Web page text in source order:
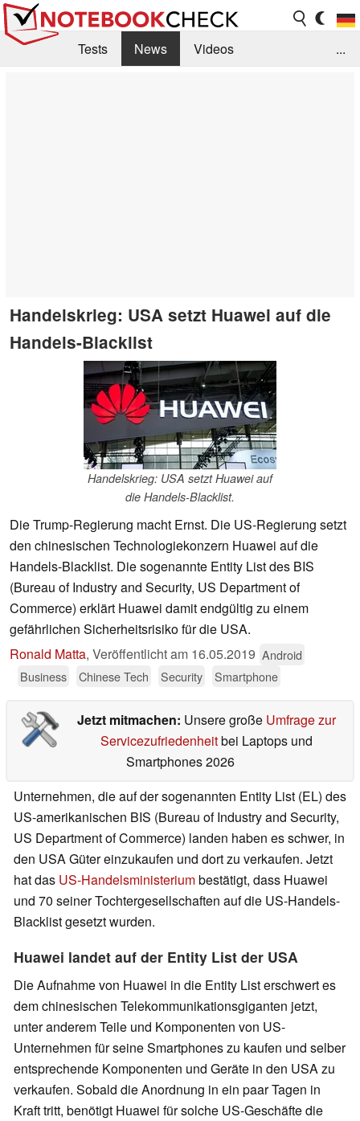
Tests News
Videos
...
Handelskrieg: USA setzt Huawei auf die
Handels-Blacklist
Handelskrieg: USA setzt Huawei auf
die Handels-Blacklist.
Die Trump-Regierung macht Ernst. Die US-Regierung setzt
den chinesischen Technologiekonzern Huawei auf die
Handels-Blacklist. Die sogenannte Entity List des BIS
(Bureau of Industry and Security, US Department of
Commerce) erklärt Huawei damit endgültig zu einem
gefährlichen Sicherheitsrisiko für die USA.
Ronald Matta, Veröffentlicht am 16.05.2019 Android
Business
Chinese Tech Security Smartphone
Jetzt mitmachen: Unsere große Umfrage zur
Servicezufriedenheitbei Laptops und
Smartphones 2026
Unternehmen, die auf der sogenannten Entity List (EL) des
US-amerikanischen BIS (Bureau of Industry and Security,
US Department of Commerce) landen haben es schwer, in
den USA Güter einzukaufen und dort zu verkaufen. Jetzt
hat das US-Handelsministeriumbestätigt, dass Huawei
und 70 seiner Tochtergesellschaften auf die US-Handels-
Blacklist gesetzt wurden.
Huawei landet auf der Entity List der USA
Die Aufnahme von Huawei in die Entity List erschwert es
dem chinesischen Telekommunikationsgiganten jetzt,
unter anderem Teile und Komponenten von US-
Unternehmen für seine Smartphones zu kaufen und selber
entsprechende Komponenten und Geräte in den USA zu
verkaufen. Sobald die Anordnung in ein paar Tagen in
Kraft tritt, benötigt Huawei für solche US-Geschäfte die